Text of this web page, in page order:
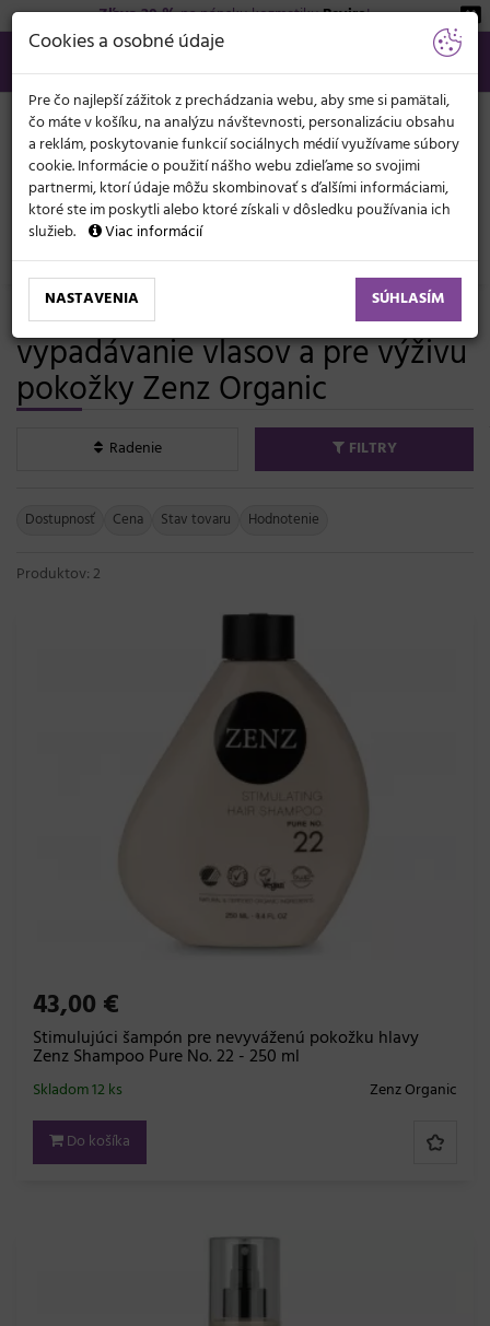
Zľava 20 %na pánsku kozmetikuBeviro!
02/21 201 099
info@svetkadernictva.sk
Po−pia: 8−17
Všetko o nákupe €
KATEGÓRIE
MENU
Vlasová kozmetika
Vlasové prípravky proti
vypadávanie vlasov a pre výživu
pokožky Zenz Organic
Radenie FILTRY
Dostupnosť Cena Stav tovaru Hodnotenie
Produktov: 2
43,00 €
Stimulujúci šampón pre nevyváženú pokožku hlavy
Zenz Shampoo Pure No. 22 - 250 ml
Zenz Organic
Skladom 12 ks
Do košíka
Cookies a osobné údaje
Pre čo najlepší zážitok z prechádzania webu, aby sme si pamätali,
čo máte v košíku, na analýzu návštevnosti, personalizáciu obsahu
a reklám, poskytovanie funkcií sociálnych médií využívame súbory
cookie. Informácie o použití nášho webu zdieľame so svojimi
partnermi, ktorí údaje môžu skombinovať s ďalšími informáciami,
ktoré ste im poskytli alebo ktoré získali v dôsledku používania ich
služieb.
Viac informácií
NASTAVENIA SÚHLASÍM